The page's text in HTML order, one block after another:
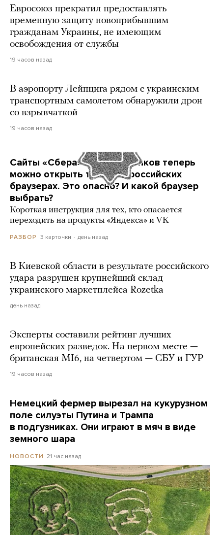
Евросоюз прекратил предоставлять
временную защиту новоприбывшим
гражданам Украины, не имеющим
освобождения от службы
19 часов назад
В аэропорту Лейпцига рядом с украинским
транспортным самолетом обнаружили дрон
со взрывчаткой
19 часов назад
Сайты «Сбера» и других банков теперь
можно открыть только в российских
браузерах. Это опасно? И какой браузер
выбрать?
Короткая инструкция для тех, кто опасается
переходить на продукты «Яндекса» и VK
РАЗБОР 3 карточки день назад
В Киевской области в результате российского
удара разрушен крупнейший склад
украинского маркетплейса Rozetka
день назад
Эксперты составили рейтинг лучших
европейских разведок. На первом месте —
британская MI6, на четвертом — СБУ и ГУР
19 часов назад
Немецкий фермер вырезал на кукурузном
поле силуэты Путина и Трампа
в подгузниках. Они играют в мяч в виде
земного шара
НОВОСТИ 21 час назад